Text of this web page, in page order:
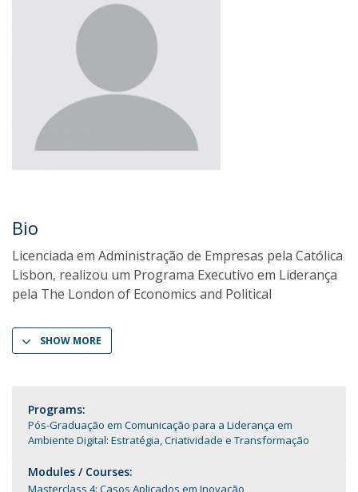
Bio
Licenciada em Administração de Empresas pela Católica
Lisbon, realizou um Programa Executivo em Liderança
pela The London of Economics and Political
SHOW MORE
Programs:
Pós-Graduação em Comunicação para a Liderança em
Ambiente Digital: Estratégia, Criatividade e Transformação
Modules / Courses:
Masterclass 4: Casos Aplicados em Inovação